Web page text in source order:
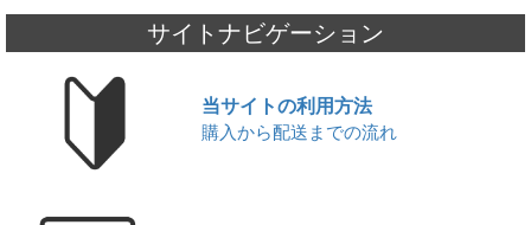
JUUL本体と純正カートリッジ入荷のお知らせ
2026,06,17
ICEBERG Dispo 2(アイスバーグ ディスポ 2)入荷いたしました!!
2026,06,13
JUUL対応型ブランド altpods / ICEPODを入荷いたしました!!
サイトナビゲーション
当サイトの利用方法
購入から配送までの流れ